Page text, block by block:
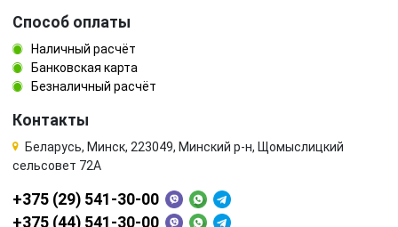
Способ оплаты
Наличный расчёт
Банковская карта
Безналичный расчёт
Контакты
Беларусь, Минск, 223049, Минский р-н, Щомыслицкий
сельсовет 72А
+375 (29) 541-30-00
+375 (44) 541-30-00